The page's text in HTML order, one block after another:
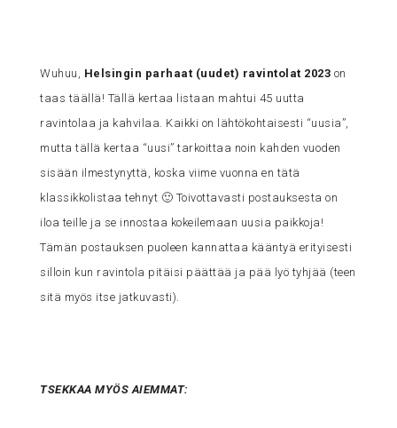
Wuhuu, Helsingin parhaat (uudet) ravintolat 2023 on
taas täällä! Tällä kertaa listaan mahtui 45 uutta
ravintolaa ja kahvilaa. Kaikki on lähtökohtaisesti “uusia”,
mutta tällä kertaa “uusi” tarkoittaa noin kahden vuoden
sisään ilmestynyttä, koska viime vuonna en tätä
klassikkolistaa tehnyt 🙂 Toivottavasti postauksesta on
iloa teille ja se innostaa kokeilemaan uusia paikkoja!
Tämän postauksen puoleen kannattaa kääntyä erityisesti
silloin kun ravintola pitäisi päättää ja pää lyö tyhjää (teen
sitä myös itse jatkuvasti).
TSEKKAA MYÖS AIEMMAT: